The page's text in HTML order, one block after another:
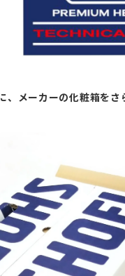
メーカーの化粧箱をさ